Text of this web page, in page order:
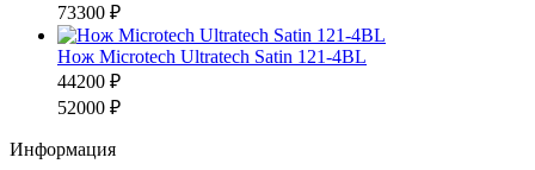
73300 ₽
Нож Microtech Ultratech Satin 121-4BL
44200 ₽
52000 ₽
Информация